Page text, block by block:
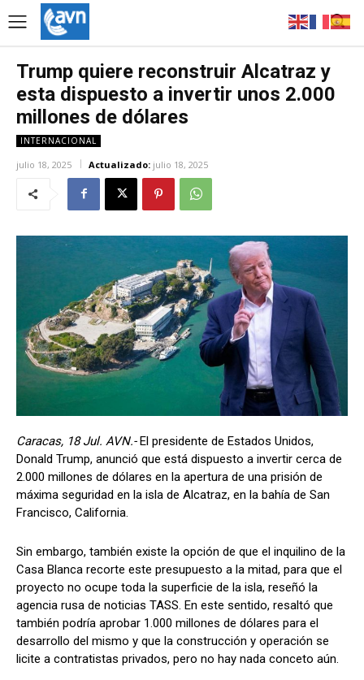
Trump quiere reconstruir Alcatraz y
esta dispuesto a invertir unos 2.000
millones de dólares
INTERNACIONAL
julio 18, 2025 Actualizado: julio 18, 2025
Caracas, 18 Jul. AVN.- El presidente de Estados Unidos,
Donald Trump, anunció que está dispuesto a invertir cerca de
2.000 millones de dólares en la apertura de una prisión de
máxima seguridad en la isla de Alcatraz, en la bahía de San
Francisco, California.
Sin embargo, también existe la opción de que el inquilino de la
Casa Blanca recorte este presupuesto a la mitad, para que el
proyecto no ocupe toda la superficie de la isla, reseñó la
agencia rusa de noticias TASS. En este sentido, resaltó que
también podría aprobar 1.000 millones de dólares para el
desarrollo del mismo y que la construcción y operación se
licite a contratistas privados, pero no hay nada conceto aún.